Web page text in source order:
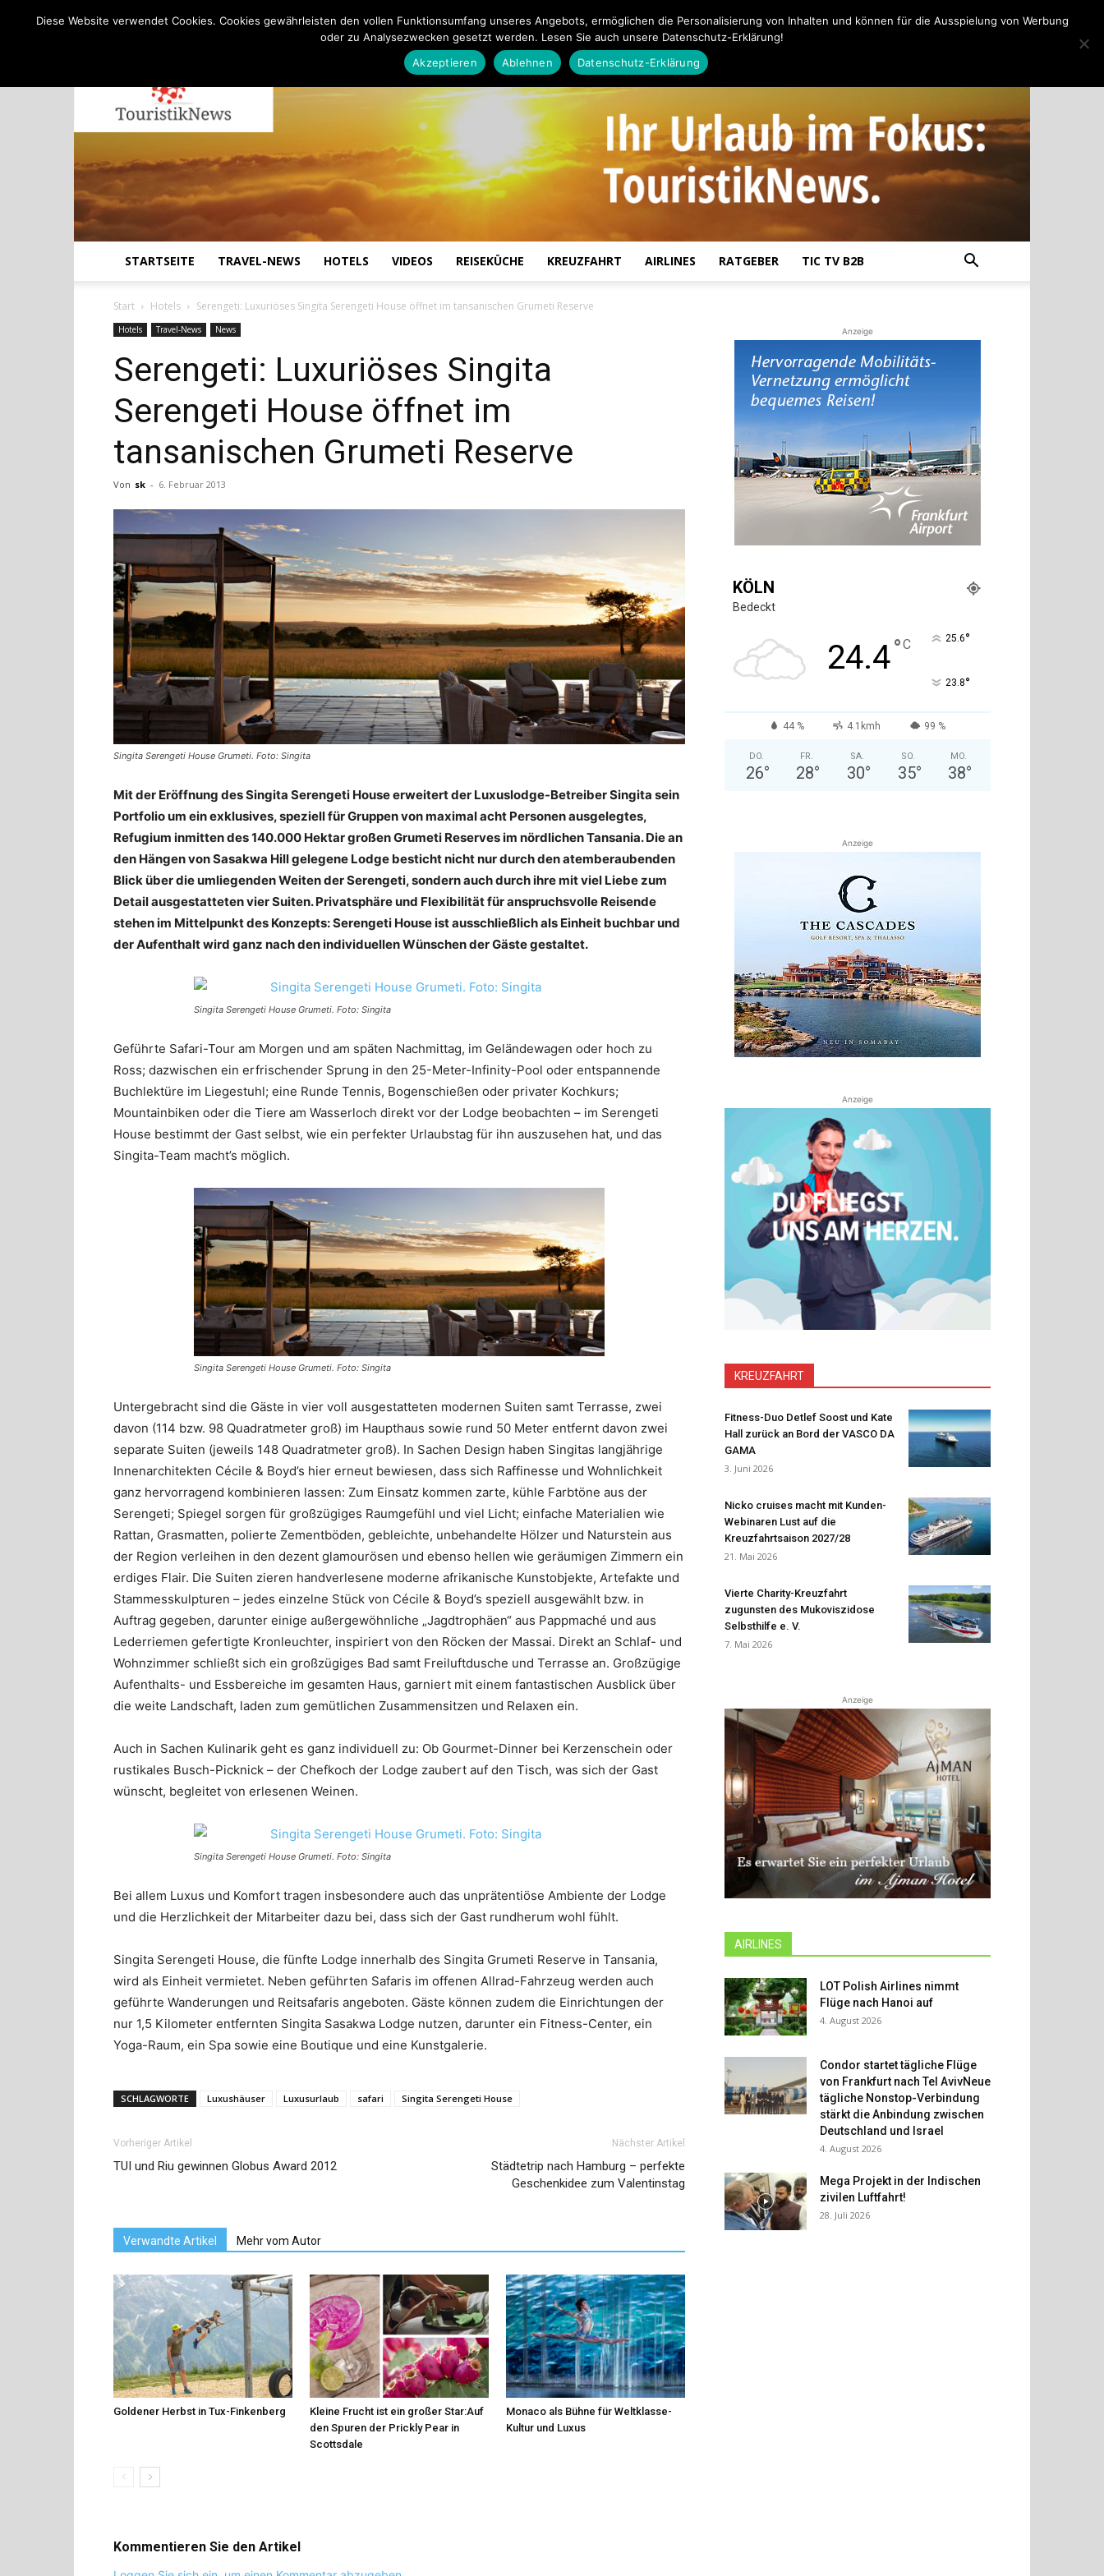
Touristiknews
Reiseempfehlungen.
STARTSEITE TRAVEL-NEWS HOTELS VIDEOS REISEKÜCHE KREUZFAHRT AIRLINES RATGEBER TIC TV B2B
Start Hotels Serengeti: Luxuriöses Singita Serengeti House öffnet im tansanischen Grumeti Reserve
Hotels Travel-News News
Serengeti: Luxuriöses Singita
Serengeti House öffnet im
tansanischen Grumeti Reserve
Von sk - 6. Februar 2013
Singita Serengeti House Grumeti. Foto: Singita
Mit der Eröffnung des Singita Serengeti House erweitert der Luxuslodge-Betreiber Singita sein
Portfolio um ein exklusives, speziell für Gruppen von maximal acht Personen ausgelegtes,
Refugium inmitten des 140.000 Hektar großen Grumeti Reserves im nördlichen Tansania. Die an
den Hängen von Sasakwa Hill gelegene Lodge besticht nicht nur durch den atemberaubenden
Blick über die umliegenden Weiten der Serengeti, sondern auch durch ihre mit viel Liebe zum
Detail ausgestatteten vier Suiten. Privatsphäre und Flexibilität für anspruchsvolle Reisende
stehen im Mittelpunkt des Konzepts: Serengeti House ist ausschließlich als Einheit buchbar und
der Aufenthalt wird ganz nach den individuellen Wünschen der Gäste gestaltet.
Singita Serengeti House Grumeti. Foto: Singita
Geführte Safari-Tour am Morgen und am späten Nachmittag, im Geländewagen oder hoch zu
Ross; dazwischen ein erfrischender Sprung in den 25-Meter-Infinity-Pool oder entspannende
Buchlektüre im Liegestuhl; eine Runde Tennis, Bogenschießen oder privater Kochkurs;
Mountainbiken oder die Tiere am Wasserloch direkt vor der Lodge beobachten – im Serengeti
House bestimmt der Gast selbst, wie ein perfekter Urlaubstag für ihn auszusehen hat, und das
Singita-Team macht’s möglich.
Singita Serengeti House Grumeti. Foto: Singita
Untergebracht sind die Gäste in vier voll ausgestatteten modernen Suiten samt Terrasse, zwei
davon (114 bzw. 98 Quadratmeter groß) im Haupthaus sowie rund 50 Meter entfernt davon zwei
separate Suiten (jeweils 148 Quadratmeter groß). In Sachen Design haben Singitas langjährige
Innenarchitekten Cécile & Boyd’s hier erneut bewiesen, dass sich Raffinesse und Wohnlichkeit
ganz hervorragend kombinieren lassen: Zum Einsatz kommen zarte, kühle Farbtöne aus der
Serengeti; Spiegel sorgen für großzügiges Raumgefühl und viel Licht; einfache Materialien wie
Rattan, Grasmatten, polierte Zementböden, gebleichte, unbehandelte Hölzer und Naturstein aus
der Region verleihen in den dezent glamourösen und ebenso hellen wie geräumigen Zimmern ein
erdiges Flair. Die Suiten zieren handverlesene moderne afrikanische Kunstobjekte, Artefakte und
Stammesskulpturen – jedes einzelne Stück von Cécile & Boyd’s speziell ausgewählt bzw. in
Auftrag gegeben, darunter einige außergewöhnliche „Jagdtrophäen“ aus Pappmaché und aus
Lederriemen gefertigte Kronleuchter, inspiriert von den Röcken der Massai. Direkt an Schlaf- und
Wohnzimmer schließt sich ein großzügiges Bad samt Freiluftdusche und Terrasse an. Großzügige
Aufenthalts- und Essbereiche im gesamten Haus, garniert mit einem fantastischen Ausblick über
die weite Landschaft, laden zum gemütlichen Zusammensitzen und Relaxen ein.
Auch in Sachen Kulinarik geht es ganz individuell zu: Ob Gourmet-Dinner bei Kerzenschein oder
rustikales Busch-Picknick – der Chefkoch der Lodge zaubert auf den Tisch, was sich der Gast
wünscht, begleitet von erlesenen Weinen.
Singita Serengeti House Grumeti. Foto: Singita
Bei allem Luxus und Komfort tragen insbesondere auch das unprätentiöse Ambiente der Lodge
und die Herzlichkeit der Mitarbeiter dazu bei, dass sich der Gast rundherum wohl fühlt.
Singita Serengeti House, die fünfte Lodge innerhalb des Singita Grumeti Reserve in Tansania,
wird als Einheit vermietet. Neben geführten Safaris im offenen Allrad-Fahrzeug werden auch
geführte Wanderungen und Reitsafaris angeboten. Gäste können zudem die Einrichtungen der
nur 1,5 Kilometer entfernten Singita Sasakwa Lodge nutzen, darunter ein Fitness-Center, ein
Yoga-Raum, ein Spa sowie eine Boutique und eine Kunstgalerie.
SCHLAGWORTE Luxushäuser Luxusurlaub safari Singita Serengeti House
Vorheriger Artikel
TUI und Riu gewinnen Globus Award 2012
Nächster Artikel
Städtetrip nach Hamburg – perfekte
Geschenkidee zum Valentinstag
Verwandte Artikel Mehr vom Autor
Goldener Herbst in Tux-Finkenberg
Kleine Frucht ist ein großer Star:Auf
den Spuren der Prickly Pear in
Scottsdale
Monaco als Bühne für Weltklasse-
Kultur und Luxus
Kommentieren Sie den Artikel
Anzeige
KÖLN
Bedeckt
24.4°C 25.6°
23.8°
44 % 4.1kmh 99 %
DO.
26°
FR.
28°
SA.
30°
SO.
35°
MO.
38°
Anzeige
Anzeige
KREUZFAHRT
Fitness-Duo Detlef Soost und Kate
Hall zurück an Bord der VASCO DA
GAMA
3. Juni 2026
Nicko cruises macht mit Kunden-
Webinaren Lust auf die
Kreuzfahrtsaison 2027/28
21. Mai 2026
Vierte Charity-Kreuzfahrt
zugunsten des Mukoviszidose
Selbsthilfe e. V.
7. Mai 2026
Anzeige
AIRLINES
LOT Polish Airlines nimmt
Flüge nach Hanoi auf
4. August 2026
Condor startet tägliche Flüge
von Frankfurt nach Tel AvivNeue
tägliche Nonstop-Verbindung
stärkt die Anbindung zwischen
Deutschland und Israel
4. August 2026
Mega Projekt in der Indischen
zivilen Luftfahrt!
28. Juli 2026
Diese Website verwendet Cookies. Cookies gewährleisten den vollen Funktionsumfang unseres Angebots, ermöglichen die Personalisierung von Inhalten und können für die Ausspielung von Werbung
oder zu Analysezwecken gesetzt werden. Lesen Sie auch unsere Datenschutz-Erklärung!
Akzeptieren
Ablehnen Datenschutz-Erklärung